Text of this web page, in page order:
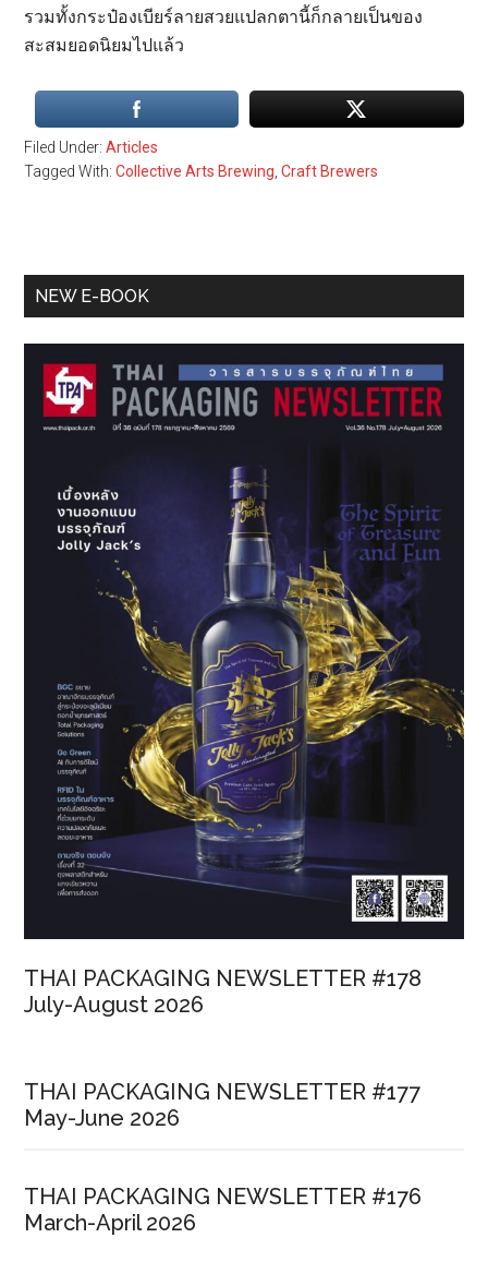
รวมทั้งกระป๋องเบียร์ลายสวยแปลกตานี้ก็กลายเป็นของ
สะสมยอดนิยมไปแล้ว
Filed Under:Articles
Tagged With:Collective Arts Brewing ,Craft Brewers
Primary
NEW E-BOOK
THAI PACKAGING NEWSLETTER #178
July-August 2026
THAI PACKAGING NEWSLETTER #177
May-June 2026
THAI PACKAGING NEWSLETTER #176
March-April 2026